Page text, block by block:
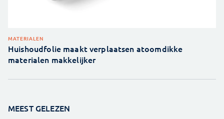
MATERIALEN
Huishoudfolie maakt verplaatsen atoomdikke
materialen makkelijker
MEEST GELEZEN